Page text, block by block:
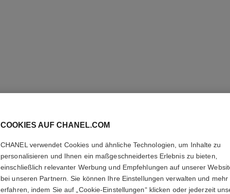
COCO
Eau de Parfum
Weitere Details
COOKIES AUF CHANEL.COM
CHANEL verwendet Cookies und ähnliche Technologien, um Inhalte zu
personalisieren und Ihnen ein maßgeschneidertes Erlebnis zu bieten,
einschließlich relevanter Werbung und Empfehlungen auf unserer
bei unseren Partnern. Sie können Ihre Einstellungen verwalten und mehr
erfahren, indem Sie auf „Cookie-Einstellungen“ klicken oder jederzeit